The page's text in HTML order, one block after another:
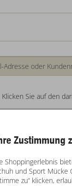
Sie auf den
Zustimmung
Shoppingerlebnis
und Sport Mücke
zu“ klicken,